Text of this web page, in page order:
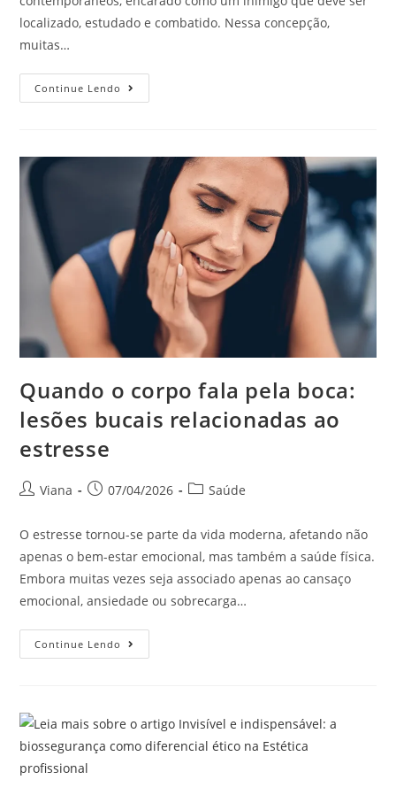
localizado, estudado e combatido. Nessa concepção,
muitas…
Continue Lendo
Quando o corpo fala pela boca:
lesões bucais relacionadas ao
estresse
Viana 07/04/2026 Saúde
O estresse tornou-se parte da vida moderna, afetando não
apenas o bem-estar emocional, mas também a saúde física.
Embora muitas vezes seja associado apenas ao cansaço
emocional, ansiedade ou sobrecarga…
Continue Lendo